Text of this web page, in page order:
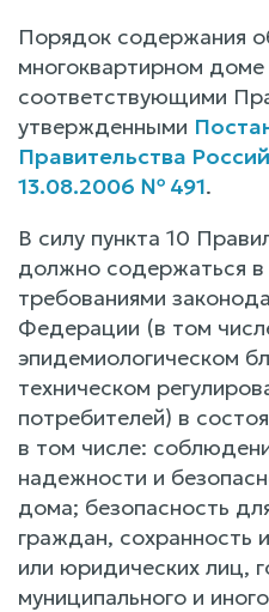
Порядок содержания
многоквартирном доме
соответствующими
утвержденными
Правительства
13.08.2006 № 491.
В силу пункта 10
должно содержаться в
требованиями
Федерации (в том
эпидемиологическом
техническом
потребителей) в
в том числе:
надежности и
дома; безопасность
граждан, сохранность
или юридических лиц,
муниципального и